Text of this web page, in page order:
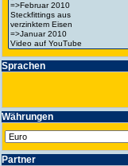
Spra­chen
Wäh­run­gen
Partner